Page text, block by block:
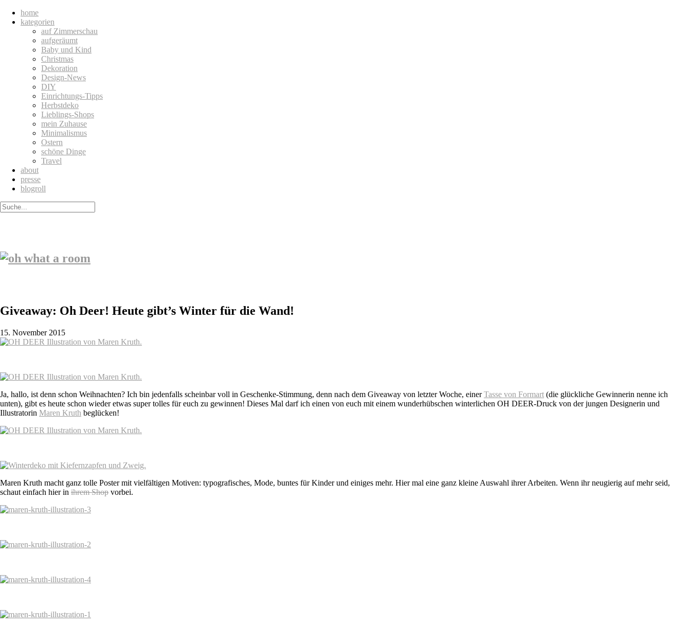
home
kategorien
auf Zimmerschau
aufgeräumt
Baby und Kind
Christmas
Dekoration
Design-News
DIY
Einrichtungs-Tipps
Herbstdeko
Lieblings-Shops
mein Zuhause
Minimalismus
Ostern
schöne Dinge
Travel
about
presse
blogroll
Giveaway: Oh Deer! Heute gibt’s Winter für die Wand!
15. November 2015
Ja, hallo, ist denn schon Weihnachten? Ich bin jedenfalls scheinbar voll in Geschenke-Stimmung, denn nach dem Giveaway von letzter Woche, einerTasse von Formart (die glückliche Gewinnerin nenne ich
unten), gibt es heute schon wieder etwas super tolles für euch zu gewinnen! Dieses Mal darf ich einen von euch mit einem wunderhübschen winterlichen OH DEER-Druck von der jungen Designerin und
Illustratorin Maren Kruth beglücken!
Maren Kruth macht ganz tolle Poster mit vielfältigen Motiven: typografisches, Mode, buntes für Kinder und einiges mehr. Hier mal eine ganz kleine Auswahl ihrer Arbeiten. Wenn ihr neugierig auf mehr seid,
schaut einfach hier in ihrem Shop vorbei.